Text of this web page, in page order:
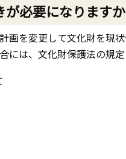
が必要になりますか
を変更して文化財を現
には、文化財保護法の規